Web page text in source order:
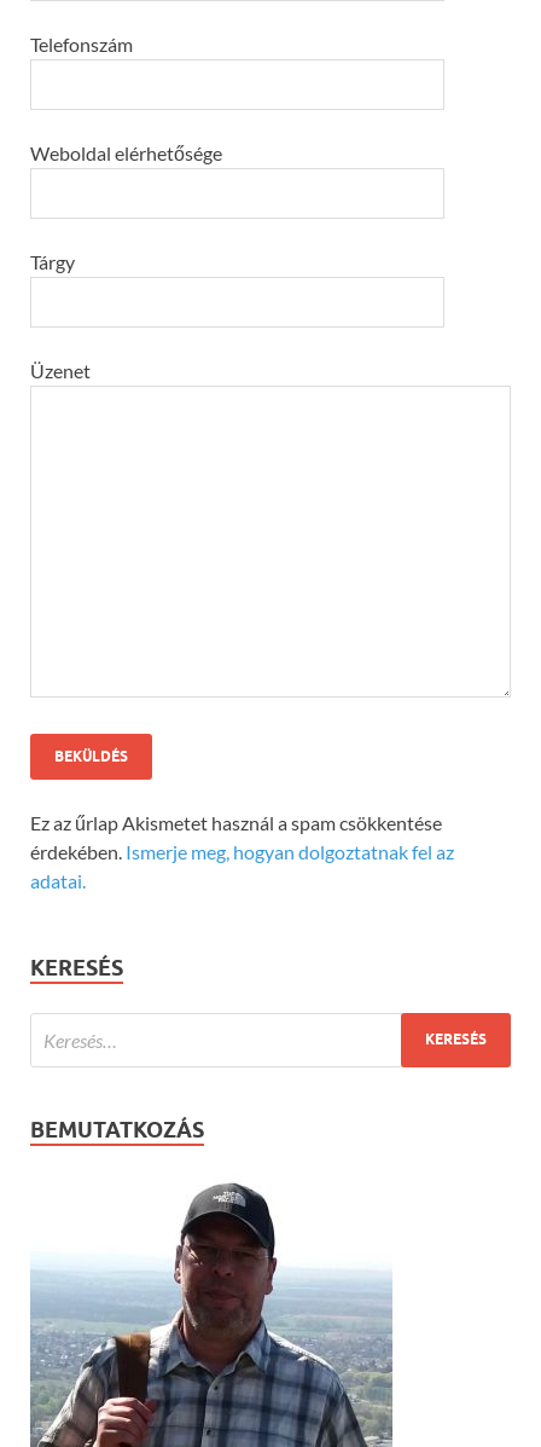
Telefonszám
Weboldal elérhetősége
Tárgy
Üzenet
Ez az űrlap Akismetet használ a spam csökkentése
érdekében. Ismerje meg, hogyan dolgoztatnak fel az
adatai.
KERESÉS
BEMUTATKOZÁS